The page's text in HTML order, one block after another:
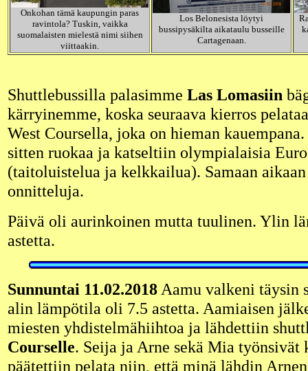
Onkohan tämä kaupungin paras
ravintola? Tuskin, vaikka
suomalaisten mielestä nimi siihen
viittaakin.
Los Belonesista löytyi
bussipysäkilta aikataulu busseille
Cartagenaan.
Shuttlebussilla palasimme Las Lomasiin
kärryinemme, koska seuraava kierros
West Coursella, joka on hieman
sitten ruokaa ja katseltiin olympialaisia
(taitoluistelua ja kelkkailua). Samaan
onnitteluja.
Päivä oli aurinkoinen mutta tuulinen. Ylin
astetta.
Sunnuntai 11.02.2018Aamu valkeni täysin
alin lämpötila oli 7.5 astetta. Aamiaisen
miesten yhdistelmähiihtoa ja lähdettiin
Courselle. Seija ja Arne sekä Mia työnsivät
päätettiin pelata niin, että minä lähdin